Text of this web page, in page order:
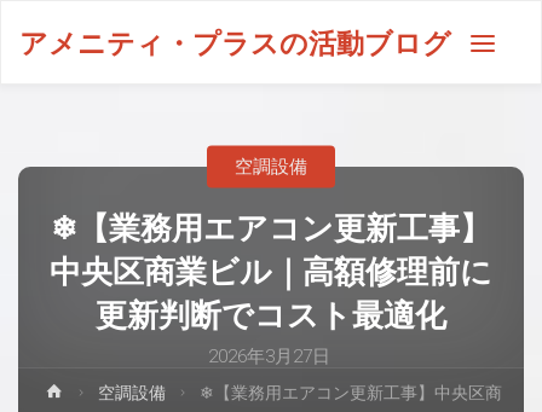
アメニティ・プラスの活動ブログ
❄【業務用エアコン更新工事】
中央区商業ビル｜高額修理前に
更新判断でコスト最適化
2026年3月27日
空調設備
空調設備
❄【業務用エアコン更新工事】中央区商